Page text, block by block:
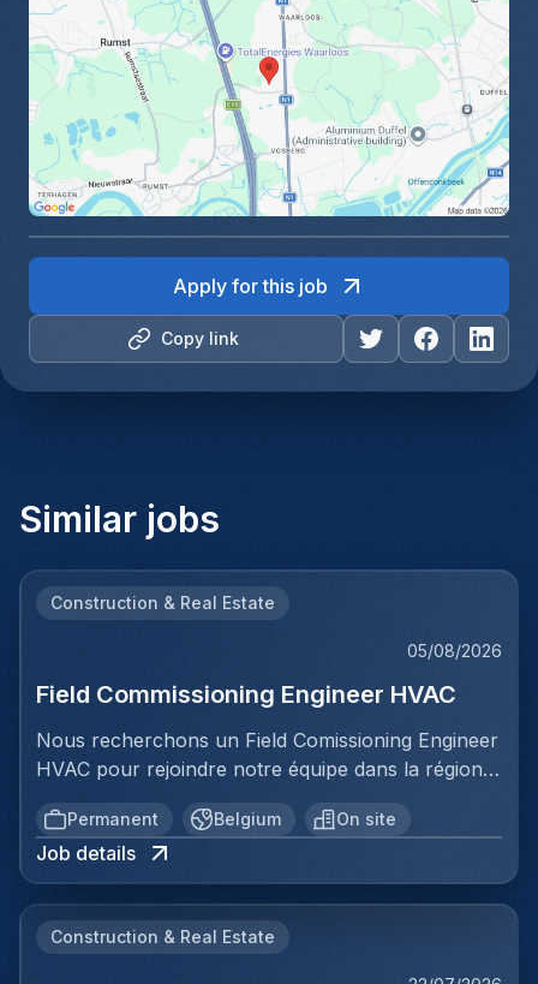
Copy link
Apply for this job
Similar jobs
Construction & Real Estate
05/08/2026
Field Commissioning Engineer HVAC
Nous recherchons un Field Comissioning Engineer
HVAC pour rejoindre notre équipe dans la région
de Bruxelles. Dans ce rôle, vous fournirez une
assistance technique sur site lors de la mise en
service et du démarrage des installations HVAC
pour nos clients. Vous serez responsable de
climatisation sont correctement installés,
Permanent Belgium On site
Job details
Construction & Real Estate